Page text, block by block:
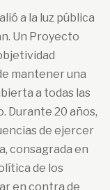
a la luz pública
Un Proyecto
mantener una
a todas las
Durante 20 años,
de ejercer
consagrada en
de los
en contra de